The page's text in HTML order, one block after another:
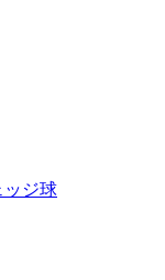
ッジ球